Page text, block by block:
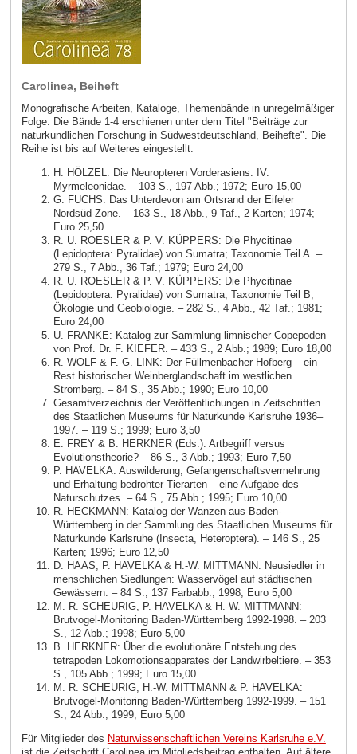
Carolinea, Beiheft
Monografische Arbeiten, Kataloge, Themenbände in unregelmäßiger
Folge. Die Bände 1-4 erschienen unter dem Titel "Beiträge zur
naturkundlichen Forschung in Südwestdeutschland, Beihefte". Die
Reihe ist bis auf Weiteres eingestellt.
H. HÖLZEL: Die Neuropteren Vorderasiens. IV.
Myrmeleonidae. – 103 S., 197 Abb.; 1972; Euro 15,00
G. FUCHS: Das Unterdevon am Ortsrand der Eifeler
Nordsüd-Zone. – 163 S., 18 Abb., 9 Taf., 2 Karten; 1974;
Euro 25,50
R. U. ROESLER & P. V. KÜPPERS: Die Phycitinae
(Lepidoptera: Pyralidae) von Sumatra; Taxonomie Teil A. –
279 S., 7 Abb., 36 Taf.; 1979; Euro 24,00
R. U. ROESLER & P. V. KÜPPERS: Die Phycitinae
(Lepidoptera: Pyralidae) von Sumatra; Taxonomie Teil B,
Ökologie und Geobiologie. – 282 S., 4 Abb., 42 Taf.; 1981;
Euro 24,00
U. FRANKE: Katalog zur Sammlung limnischer Copepoden
von Prof. Dr. F. KIEFER. – 433 S., 2 Abb.; 1989; Euro 18,00
R. WOLF & F.-G. LINK: Der Füllmenbacher Hofberg – ein
Rest historischer Weinberglandschaft im westlichen
Stromberg. – 84 S., 35 Abb.; 1990; Euro 10,00
Gesamtverzeichnis der Veröffentlichungen in Zeitschriften
des Staatlichen Museums für Naturkunde Karlsruhe 1936–
1997. – 119 S.; 1999; Euro 3,50
E. FREY & B. HERKNER (Eds.): Artbegriff versus
Evolutionstheorie? – 86 S., 3 Abb.; 1993; Euro 7,50
P. HAVELKA: Auswilderung, Gefangenschaftsvermehrung
und Erhaltung bedrohter Tierarten – eine Aufgabe des
Naturschutzes. – 64 S., 75 Abb.; 1995; Euro 10,00
R. HECKMANN: Katalog der Wanzen aus Baden-
Württemberg in der Sammlung des Staatlichen Museums für
Naturkunde Karlsruhe (Insecta, Heteroptera). – 146 S., 25
Karten; 1996; Euro 12,50
D. HAAS, P. HAVELKA & H.-W. MITTMANN: Neusiedler in
menschlichen Siedlungen: Wasservögel auf städtischen
Gewässern. – 84 S., 137 Farbabb.; 1998; Euro 5,00
M. R. SCHEURIG, P. HAVELKA & H.-W. MITTMANN:
Brutvogel-Monitoring Baden-Württemberg 1992-1998. – 203
S., 12 Abb.; 1998; Euro 5,00
B. HERKNER: Über die evolutionäre Entstehung des
tetrapoden Lokomotionsapparates der Landwirbeltiere. – 353
S., 105 Abb.; 1999; Euro 15,00
M. R. SCHEURIG, H.-W. MITTMANN & P. HAVELKA:
Brutvogel-Monitoring Baden-Württemberg 1992-1999. – 151
S., 24 Abb.; 1999; Euro 5,00
Für Mitglieder des Naturwissenschaftlichen Vereins Karlsruhe e.V.
ist die Zeitschrift Carolinea im Mitgliedsbeitrag enthalten. Auf ältere